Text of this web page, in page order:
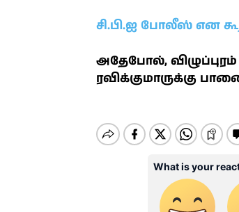
சி.பி.ஐ போலீஸ் என
அதேபோல்,
ரவிக்குமாருக்கு